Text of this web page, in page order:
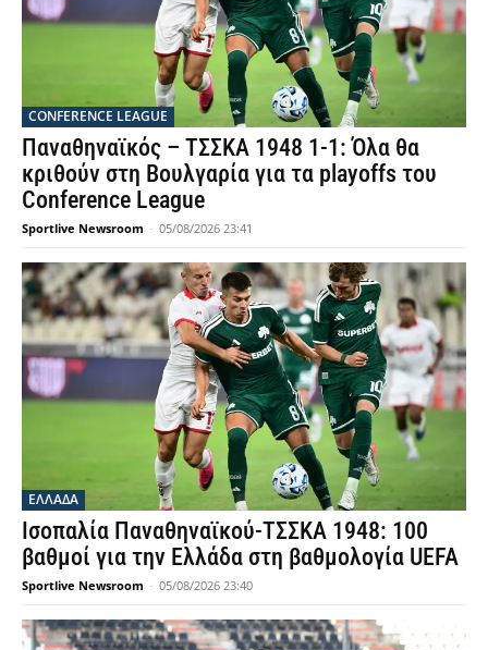
CONFERENCE LEAGUE
Παναθηναϊκός – ΤΣΣΚΑ 1948 1-1: Όλα θα
κριθούν στη Βουλγαρία για τα playoffs του
Conference League
Sportlive Newsroom - 05/08/2026 23:41
ΕΛΛΑΔΑ
Ισοπαλία Παναθηναϊκού-ΤΣΣΚΑ 1948: 100
βαθμοί για την Ελλάδα στη βαθμολογία UEFA
Sportlive Newsroom - 05/08/2026 23:40